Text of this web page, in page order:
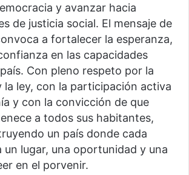
y avanzar hacia
de justicia social. El mensaje de
a fortalecer la esperanza,
en las capacidades
Con pleno respeto por la
la ley, con la participación activa
y con la convicción de que
a todos sus habitantes,
un país donde cada
un lugar, una oportunidad y una
en el porvenir.